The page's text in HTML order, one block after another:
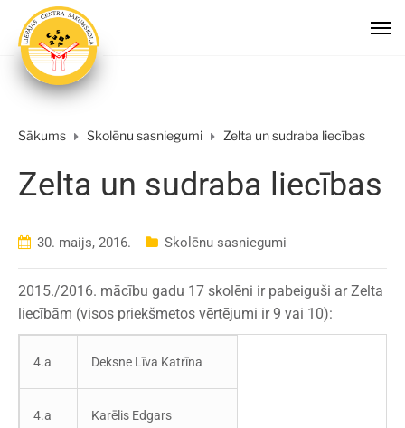
Sākums Skolēnu sasniegumi Zelta un sudraba liecības
Zelta un sudraba liecības
30. maijs, 2016. Skolēnu sasniegumi
2015./2016. mācību gadu 17 skolēni ir pabeiguši ar Zelta
liecībām (visos priekšmetos vērtējumi ir 9 vai 10):
4.a Deksne Līva Katrīna
4.a Karēlis Edgars